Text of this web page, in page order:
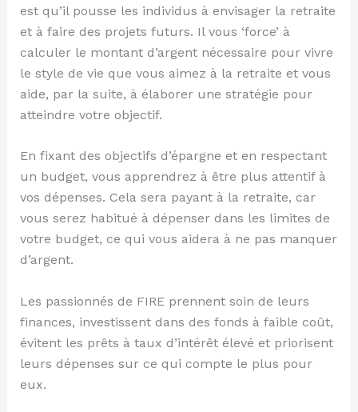
est qu’il pousse les individus à envisager la retraite
et à faire des projets futurs. Il vous ‘force’ à
calculer le montant d’argent nécessaire pour vivre
le style de vie que vous aimez à la retraite et vous
aide, par la suite, à élaborer une stratégie pour
atteindre votre objectif.
En fixant des objectifs d’épargne et en respectant
un budget, vous apprendrez à être plus attentif à
vos dépenses. Cela sera payant à la retraite, car
vous serez habitué à dépenser dans les limites de
votre budget, ce qui vous aidera à ne pas manquer
d’argent.
Les passionnés de FIRE prennent soin de leurs
finances, investissent dans des fonds à faible coût,
évitent les prêts à taux d’intérêt élevé et priorisent
leurs dépenses sur ce qui compte le plus pour
eux.